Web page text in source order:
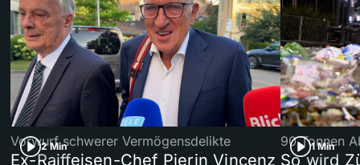
2 Min
Vorwurf schwerer Vermögensdelikte
Ex-Raiffeisen-Chef Pierin Vincenz
1 Min
90 Tonnen
So wird